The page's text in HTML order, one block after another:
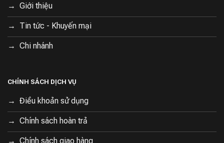
Tương tác thông minh
Một số những tính năng ưu việt mà Dreame trang bị cho
M12 để giúp việc sử dụng của người dùng trở nên đơn
+Màn hình LED : thể hiện đầy đủ các thông số và thông
tin của thiết bị theo thời gian thực như lượng pin, chế độ
hoạt động, tình trạng lỗi (nếu có)
+Chỉ dẫn giọng nói: Tính năng thông báo các điều kiện
Giới thiệu
Tin tức - Khuyến mại
Chi nhánh
CHÍNH SÁCH DỊCH VỤ
Điều khoản sử dụng
Chính sách hoàn trả
Chính sách giao hàng